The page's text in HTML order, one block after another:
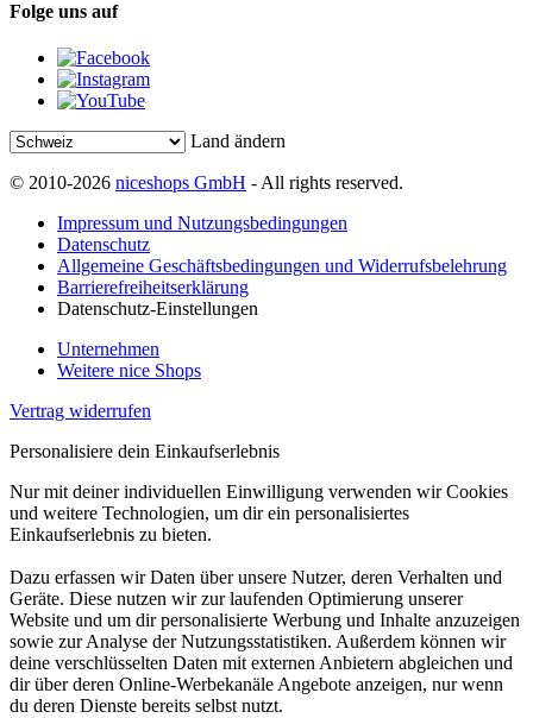
Folge uns auf
Land ändern
© 2010-2026 niceshops GmbH - All rights reserved.
Impressum und Nutzungsbedingungen
Datenschutz
Allgemeine Geschäftsbedingungen und Widerrufsbelehrung
Barrierefreiheitserklärung
Datenschutz-Einstellungen
Unternehmen
Weitere nice Shops
Vertrag widerrufen
Personalisiere dein Einkaufserlebnis
Nur mit deiner individuellen Einwilligung verwenden wir Cookies
und weitere Technologien, um dir ein personalisiertes
Einkaufserlebnis zu bieten.
Dazu erfassen wir Daten über unsere Nutzer, deren Verhalten und
Geräte. Diese nutzen wir zur laufenden Optimierung unserer
Website und um dir personalisierte Werbung und Inhalte anzuzeigen
sowie zur Analyse der Nutzungsstatistiken. Außerdem können wir
deine verschlüsselten Daten mit externen Anbietern abgleichen und
dir über deren Online-Werbekanäle Angebote anzeigen, nur wenn
du deren Dienste bereits selbst nutzt.